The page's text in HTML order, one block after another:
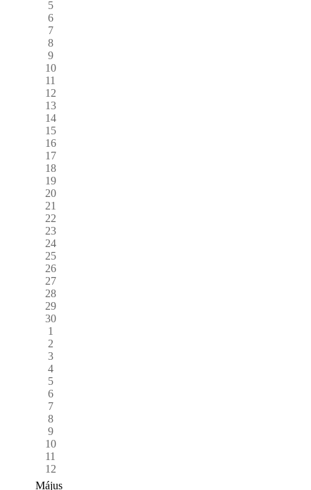
5
6
7
8
9
10
11
12
13
14
15
16
17
18
19
20
21
22
23
24
25
26
27
28
29
30
1
2
3
4
5
6
7
8
9
10
11
12
Május